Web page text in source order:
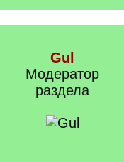
Gul
Модератор
раздела